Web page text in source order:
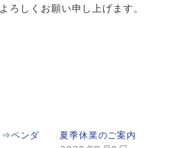
ろしくお願い申し上げます。
⇒ペンダ
夏季休業のご案内